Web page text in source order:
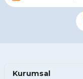
Kurumsal